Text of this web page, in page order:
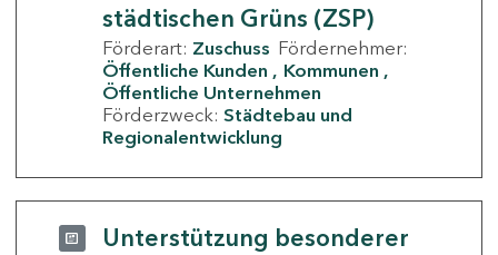
städtischen Grüns (ZSP)
Förderart: Zuschuss Fördernehmer:
Öffentliche Kunden
Kommunen
Öffentliche Unternehmen
Förderzweck: Städtebau und
Regionalentwicklung
Unterstützung besonderer